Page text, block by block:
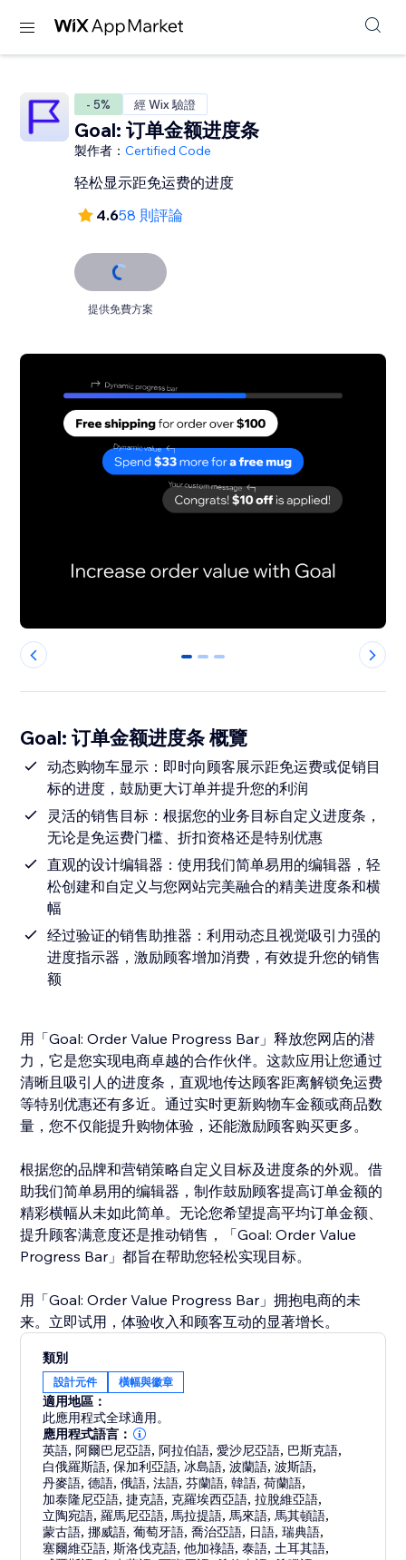
- 5% 經 Wix 驗證
Goal: 订单金额进度条
製作者：Certified Code
轻松显示距免运费的进度
4.658 則評論
提供免費方案
0 1 2
Goal: 订单金额进度条 概覽
动态购物车显示：即时向顾客展示距免运费或促销目
标的进度，鼓励更大订单并提升您的利润
灵活的销售目标：根据您的业务目标自定义进度条，
无论是免运费门槛、折扣资格还是特别优惠
直观的设计编辑器：使用我们简单易用的编辑器，轻
松创建和自定义与您网站完美融合的精美进度条和横
幅
经过验证的销售助推器：利用动态且视觉吸引力强的
进度指示器，激励顾客增加消费，有效提升您的销售
额
用「Goal: Order Value Progress Bar」释放您网店的潜
力，它是您实现电商卓越的合作伙伴。这款应用让您通过
清晰且吸引人的进度条，直观地传达顾客距离解锁免运费
等特别优惠还有多近。通过实时更新购物车金额或商品数
量，您不仅能提升购物体验，还能激励顾客购买更多。
根据您的品牌和营销策略自定义目标及进度条的外观。借
助我们简单易用的编辑器，制作鼓励顾客提高订单金额的
精彩横幅从未如此简单。无论您希望提高平均订单金额、
提升顾客满意度还是推动销售，「Goal: Order Value
Progress Bar」都旨在帮助您轻松实现目标。
用「Goal: Order Value Progress Bar」拥抱电商的未
来。立即试用，体验收入和顾客互动的显著增长。
類別
設計元件 橫幅與徽章
適用地區：
此應用程式全球適用。
應用程式語言：
英語,阿爾巴尼亞語,阿拉伯語,愛沙尼亞語, 巴斯克語,
白俄羅斯語,保加利亞語, 冰島語,波蘭語,波斯語,
丹麥語,德語,俄語,法語,芬蘭語,韓語,荷蘭語,
加泰隆尼亞語,捷克語,克羅埃西亞語,拉脫維亞語,
立陶宛語,羅馬尼亞語, 馬拉提語, 馬來語, 馬其頓語,
蒙古語,挪威語,葡萄牙語,喬治亞語, 日語,瑞典語,
塞爾維亞語,斯洛伐克語,他加祿語,泰語, 土耳其語,